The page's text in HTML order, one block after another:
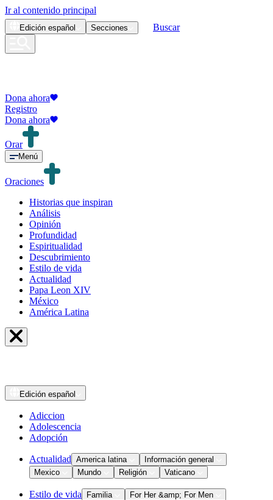
Ir al contenido principal
Edición español Secciones Buscar
Dona ahora
Registro
Dona ahora
Orar
Menú
Oraciones
Historias que inspiran
Análisis
Opinión
Profundidad
Espiritualidad
Descubrimiento
Estilo de vida
Actualidad
Papa Leon XIV
México
América Latina
Edición español
Adiccion
Adolescencia
Adopción
Actualidad America latina
Información general
Mexico
Mundo Religión Vaticano
Estilo de vida Familia
For Her &amp; For Men